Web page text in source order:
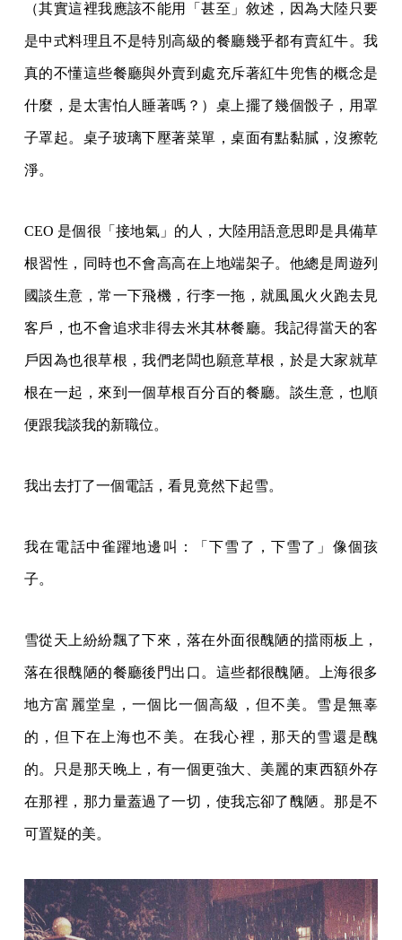
（其實這裡我應該不能用「甚至」敘述，因為大陸只要
是中式料理且不是特別高級的餐廳幾乎都有賣紅牛。我
真的不懂這些餐廳與外賣到處充斥著紅牛兜售的概念是
什麼，是太害怕人睡著嗎？）桌上擺了幾個骰子，用罩
子罩起。桌子玻璃下壓著菜單，桌面有點黏膩，沒擦乾
淨。
CEO 是個很「接地氣」的人，大陸用語意思即是具備草
根習性，同時也不會高高在上地端架子。他總是周遊列
國談生意，常一下飛機，行李一拖，就風風火火跑去見
客戶，也不會追求非得去米其林餐廳。我記得當天的客
戶因為也很草根，我們老闆也願意草根，於是大家就草
根在一起，來到一個草根百分百的餐廳。談生意，也順
便跟我談我的新職位。
我出去打了一個電話，看見竟然下起雪。
我在電話中雀躍地邊叫：「下雪了，下雪了」像個孩
子。
雪從天上紛紛飄了下來，落在外面很醜陋的擋雨板上，
落在很醜陋的餐廳後門出口。這些都很醜陋。上海很多
地方富麗堂皇，一個比一個高級，但不美。雪是無辜
的，但下在上海也不美。在我心裡，那天的雪還是醜
的。只是那天晚上，有一個更強大、美麗的東西額外存
在那裡，那力量蓋過了一切，使我忘卻了醜陋。那是不
可置疑的美。